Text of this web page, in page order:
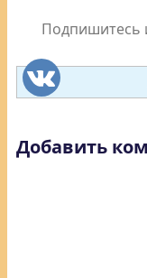
Подпишитесь
Добавить